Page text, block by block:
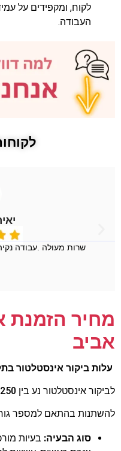
לקוח, ומקפידים על
העבודה.
שרות מעולה .עבודה
מחיר הזמנת
אביב
עלות ביקור אינסטלטור
לביקור אינסטלטור נע בין 250 ל-400 ש"ח.
להשתנות בהתאם למספר
סוג הבעיה: בעיות